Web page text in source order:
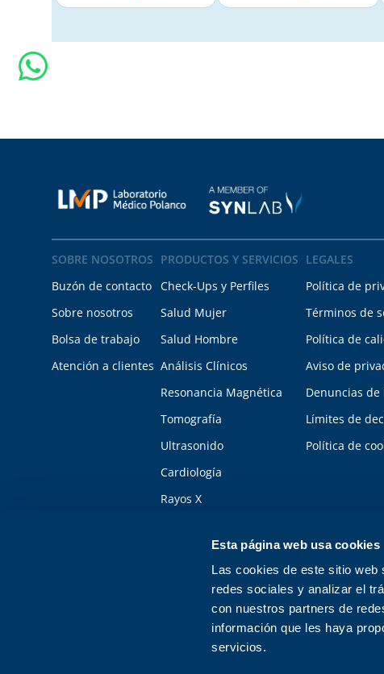
Esta página web usa cookies
Las cookies de este sitio web
redes sociales y analizar el
con nuestros partners de
información que les haya
servicios.
SOBRE NOSOTROS
Buzón de contacto
Sobre nosotros
Bolsa de trabajo
Atención a clientes
PRODUCTOS Y SERVICIOS
Check-Ups y Perfiles
Salud Mujer
Salud Hombre
Análisis Clínicos
Resonancia Magnética
Tomografía
Ultrasonido
Cardiología
Rayos X
LEGALES
Política de
Términos de
Política de
Aviso de
Denuncias
Límites de
Política de
Responsable sanitario: Miriam Cecilia Canche Valle, Número de cédula
Permiso COFEPRIS número 223300201A1771 Aviso de privacidad: